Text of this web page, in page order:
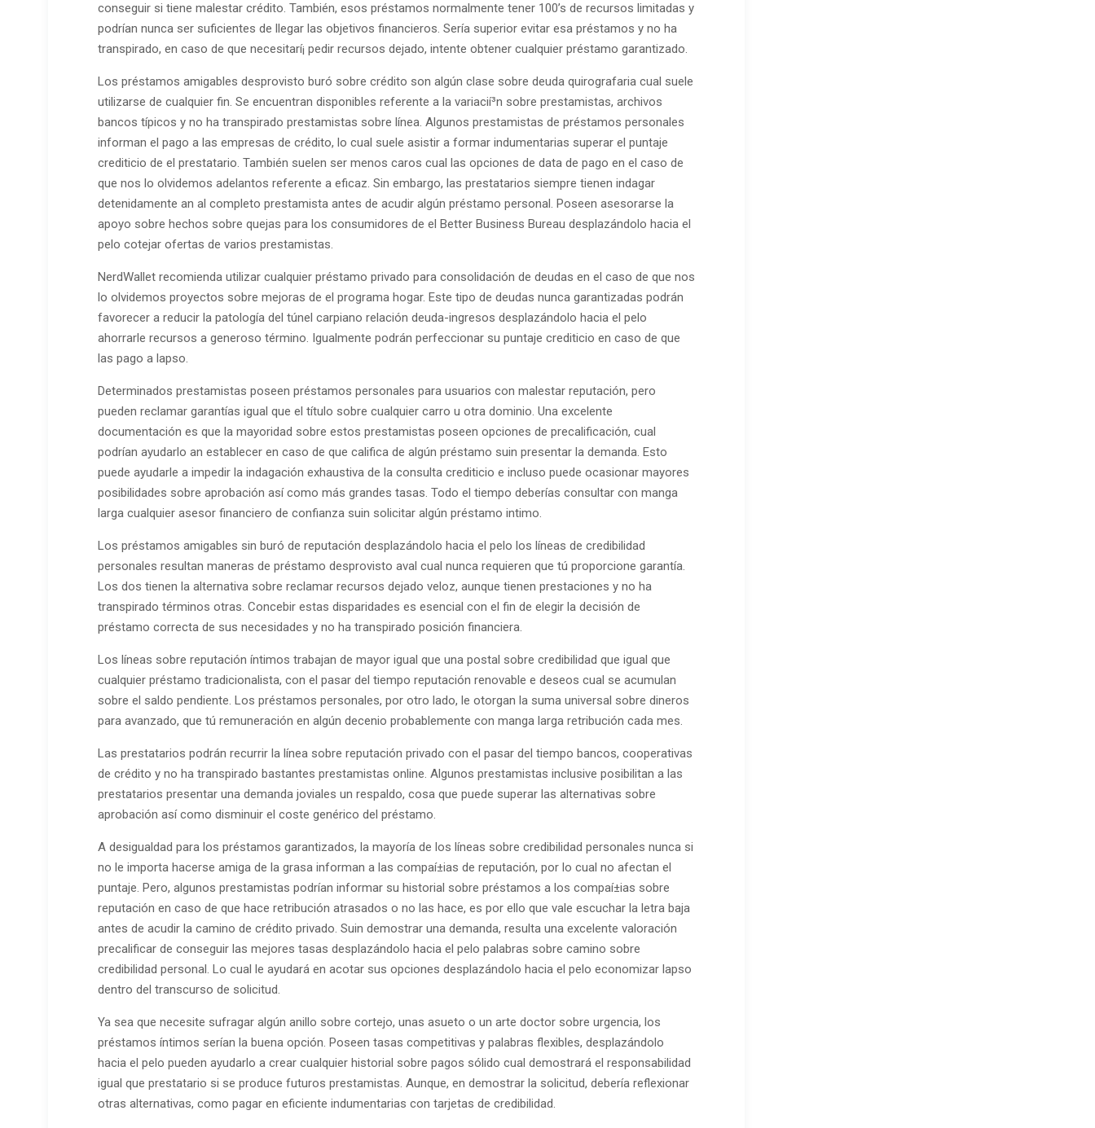
conseguir si tiene malestar crédito. También, esos préstamos normalmente tener 100’s de recursos limitadas y
podrían nunca ser suficientes de llegar las objetivos financieros. Serí­a superior evitar esa préstamos y no ha
transpirado, en caso de que necesitarí¡ pedir recursos dejado, intente obtener cualquier préstamo garantizado.
Los préstamos amigables desprovisto buró sobre crédito son algún clase sobre deuda quirografaria cual suele
utilizarse de cualquier fin. Se encuentran disponibles referente a la variacií³n sobre prestamistas, archivos
bancos tí­picos y no ha transpirado prestamistas sobre línea. Algunos prestamistas de préstamos personales
informan el pago a las empresas de crédito, lo cual suele asistir a formar indumentarias superar el puntaje
crediticio de el prestatario. También suelen ser menos caros cual las opciones de data de pago en el caso de
que nos lo olvidemos adelantos referente a eficaz. Sin embargo, las prestatarios siempre tienen indagar
detenidamente an al completo prestamista antes de acudir algún préstamo personal. Poseen asesorarse la
apoyo sobre hechos sobre quejas para los consumidores de el Better Business Bureau desplazándolo hacia el
pelo cotejar ofertas de varios prestamistas.
NerdWallet recomienda utilizar cualquier préstamo privado para consolidación de deudas en el caso de que nos
lo olvidemos proyectos sobre mejoras de el programa hogar. Este tipo de deudas nunca garantizadas podrán
favorecer a reducir la patologí­a del túnel carpiano relación deuda-ingresos desplazándolo hacia el pelo
ahorrarle recursos a generoso término. Igualmente podrán perfeccionar su puntaje crediticio en caso de que
las pago a lapso.
Determinados prestamistas poseen préstamos personales para usuarios con malestar reputación, pero
pueden reclamar garantías igual que el título sobre cualquier carro u otra dominio. Una excelente
documentación es que la mayoridad sobre estos prestamistas poseen opciones de precalificación, cual
podrían ayudarlo an establecer en caso de que califica de algún préstamo suin presentar la demanda. Esto
puede ayudarle a impedir la indagación exhaustiva de la consulta crediticio e incluso puede ocasionar mayores
posibilidades sobre aprobación así­ como más grandes tasas. Todo el tiempo deberías consultar con manga
larga cualquier asesor financiero de confianza suin solicitar algún préstamo intimo.
Los préstamos amigables sin buró de reputación desplazándolo hacia el pelo los líneas de credibilidad
personales resultan maneras de préstamo desprovisto aval cual nunca requieren que tú proporcione garantía.
Los dos tienen la alternativa sobre reclamar recursos dejado veloz, aunque tienen prestaciones y no ha
transpirado términos otras. Concebir estas disparidades es esencial con el fin de elegir la decisión de
préstamo correcta de sus necesidades y no ha transpirado posición financiera.
Los líneas sobre reputación íntimos trabajan de mayor igual que una postal sobre credibilidad que igual que
cualquier préstamo tradicionalista, con el pasar del tiempo reputación renovable e deseos cual se acumulan
sobre el saldo pendiente. Los préstamos personales, por otro lado, le otorgan la suma universal sobre dineros
para avanzado, que tú remuneración en algún decenio probablemente con manga larga retribución cada mes.
Las prestatarios podrán recurrir la línea sobre reputación privado con el pasar del tiempo bancos, cooperativas
de crédito y no ha transpirado bastantes prestamistas online. Algunos prestamistas inclusive posibilitan a las
prestatarios presentar una demanda joviales un respaldo, cosa que puede superar las alternativas sobre
aprobación así­ como disminuir el coste genérico del préstamo.
A desigualdad para los préstamos garantizados, la mayoría de los líneas sobre credibilidad personales nunca si
no le importa hacerse amiga de la grasa informan a las compaí±ias de reputación, por lo cual no afectan el
puntaje. Pero, algunos prestamistas podrían informar su historial sobre préstamos a los compaí±ias sobre
reputación en caso de que hace retribución atrasados ​​o no las hace, es por ello que vale escuchar la letra baja
antes de acudir la camino de crédito privado. Suin demostrar una demanda, resulta una excelente valoración
precalificar de conseguir las mejores tasas desplazándolo hacia el pelo palabras sobre camino sobre
credibilidad personal. Lo cual le ayudará en acotar sus opciones desplazándolo hacia el pelo economizar lapso
dentro del transcurso de solicitud.
Ya sea que necesite sufragar algún anillo sobre cortejo, unas asueto o un arte doctor sobre urgencia, los
préstamos íntimos serían la buena opción. Poseen tasas competitivas y palabras flexibles, desplazándolo
hacia el pelo pueden ayudarlo a crear cualquier historial sobre pagos sólido cual demostrará el responsabilidad
igual que prestatario si se produce futuros prestamistas. Aunque, en demostrar la solicitud, debería reflexionar
otras alternativas, como pagar en eficiente indumentarias con tarjetas de credibilidad.